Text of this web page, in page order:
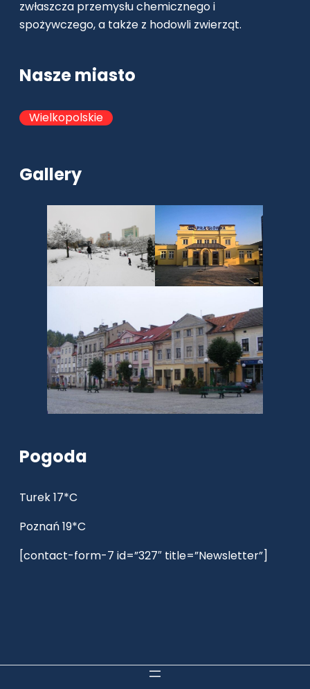
zwłaszcza przemysłu chemicznego i
spożywczego, a także z hodowli zwierząt.
Nasze miasto
Wielkopolskie
Gallery
Pogoda
Turek 17*C
Poznań 19*C
[contact-form-7 id=”327″ title=”Newsletter”]